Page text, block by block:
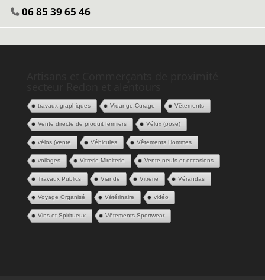
06 85 39 65 46
travaux graphiques Vidange,Curage Vêtements
Vente directe de produit fermiers Vélux (pose)
vélos (vente Véhicules Vêtements Hommes
voilages Vitrerie-Miroiterie Vente neufs et occasions
Travaux Publics Viande Vitrerie Vérandas
Voyage Organisé Vétérinaire vidéo
Vins et Spiritueux Vêtements Sportwear